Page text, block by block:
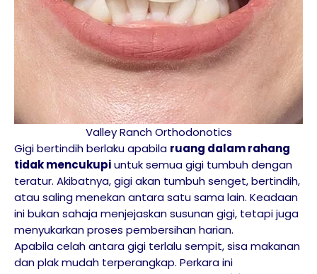
Valley Ranch Orthodonotics
Gigi bertindih berlaku apabila ruang dalam rahang
tidak mencukupiuntuk semua gigi tumbuh dengan
teratur. Akibatnya, gigi akan tumbuh senget, bertindih,
atau saling menekan antara satu sama lain. Keadaan
ini bukan sahaja menjejaskan susunan gigi, tetapi juga
menyukarkan proses pembersihan harian.
Apabila celah antara gigi terlalu sempit, sisa makanan
dan plak mudah terperangkap. Perkara ini